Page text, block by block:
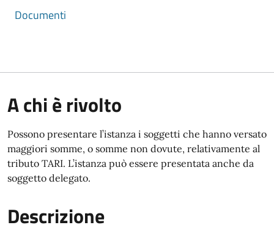
Documenti
A chi è rivolto
Possono presentare l’istanza i soggetti che hanno versato
maggiori somme, o somme non dovute, relativamente al
tributo TARI. L’istanza può essere presentata anche da
soggetto delegato.
Descrizione